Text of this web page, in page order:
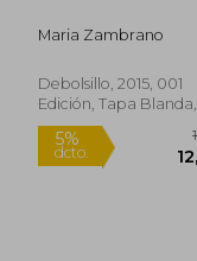
Maria Zambrano
Debolsillo, 2015, 001
Edición, Tapa Blanda,
Nuevo